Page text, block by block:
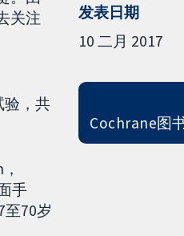
关注
验，共
手
70岁
发表日期
10 二月 2017
Cochrane图